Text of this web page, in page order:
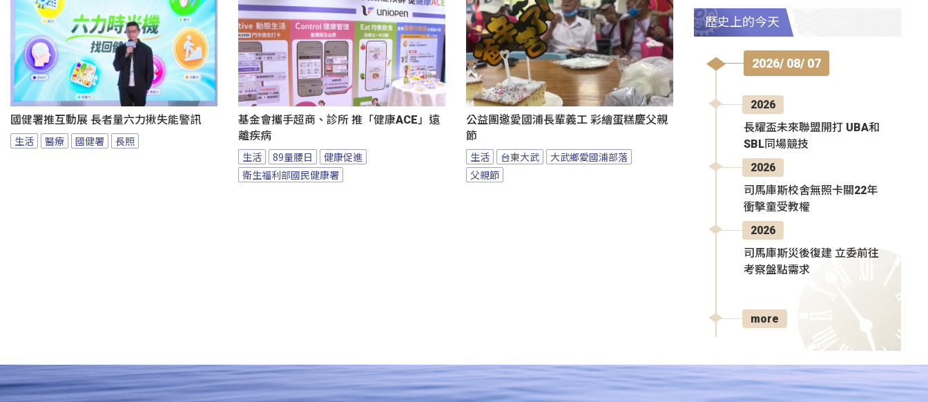
國健署推互動展 長者量六力揪失能警訊
生活 醫療 國健署 長照
基金會攜手超商、診所 推「健康ACE」遠
離疾病
生活 89量腰日
健康促進
衛生福利部國民健康署
公益團邀愛國浦長輩義工 彩繪蛋糕慶父親
節
生活 台東大武
大武鄉愛國浦部落
父親節
歷史上的今天
2026/ 08/ 07
2026
長耀盃未來聯盟開打 UBA和
SBL同場競技
2026
司馬庫斯校舍無照卡關22年
衝擊童受教權
2026
司馬庫斯災後復建 立委前往
考察盤點需求
more